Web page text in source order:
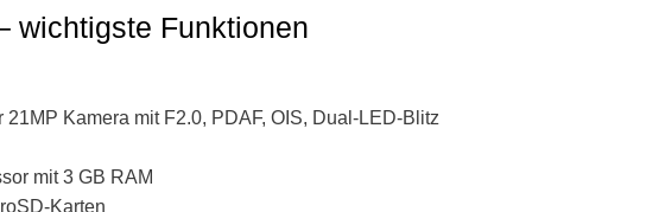
wichtigste Funktionen
Kamera mit F2.0, PDAF, OIS, Dual-LED-Blitz
mit 3 GB RAM
Karten